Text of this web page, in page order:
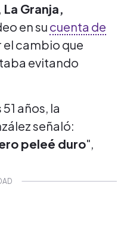
Granja,
en sucuenta de
el cambio que
evitando
años, la
señaló:
peleé duro",